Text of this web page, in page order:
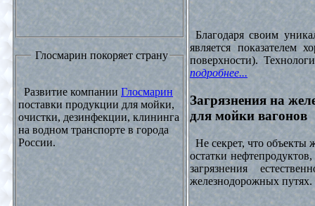
Глосмарин покоряет страну
Развитие компании Глосмарин
поставки продукции для мойки,
очистки, дезинфекции, клининга
на водном транспорте в города
России.
Благодаря своим
является показателем
поверхности).
подробнее...
Загрязнения на
для мойки вагонов
Не секрет, что объекты
остатки нефтепродуктов,
загрязнения
железнодорожных путях.